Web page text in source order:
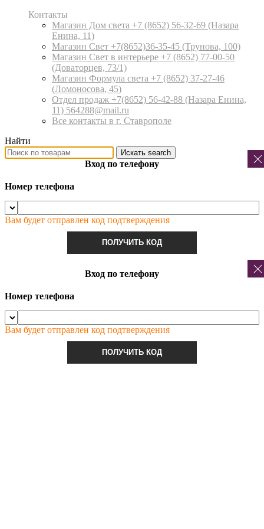
Контакты
Магазин Дом света +7 (8652) 56-32-69 (Назара
Енина, 11)
Магазин Свет +7(8652)36-35-45 (Трунова, 100)
Магазин Свет в интерьере +7 (8652) 77-00-50
(Доваторцев, 73/1)
Магазин Формула света +7 (8652) 37-27-46
(Ломоносова, 45)
Отдел продаж +7(8652) 56-42-88 (Назара Енина,
11) 564288@mail.ru
Все контакты в г. Ставрополе
Найти
Искать search
Вход по телефону
Номер телефона
Вам будет отправлен код подтверждения
ПОЛУЧИТЬ КОД
Вход по телефону
Номер телефона
Вам будет отправлен код подтверждения
ПОЛУЧИТЬ КОД